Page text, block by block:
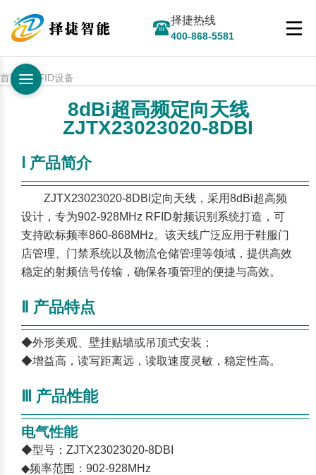
择捷热线
400-868-5581
首页 > RFID设备
8dBi超高频定向天线
ZJTX23023020-8DBI
Ⅰ 产品简介
————————————————————————
ZJTX23023020-8DBI定向天线，采用8dBi超高频
设计，专为902-928MHz RFID射频识别系统打造，可
支持欧标频率860-868MHz。该天线广泛应用于鞋服门
店管理、门禁系统以及物流仓储管理等领域，提供高效
稳定的射频信号传输，确保各项管理的便捷与高效。
Ⅱ 产品特点
————————————————————————
◆外形美观、壁挂贴墙或吊顶式安装；
◆增益高，读写距离远，读取速度灵敏，稳定性高。
Ⅲ 产品性能
————————————————————————
电气性能
◆型号：ZJTX23023020-8DBI
◆频率范围：902-928MHz